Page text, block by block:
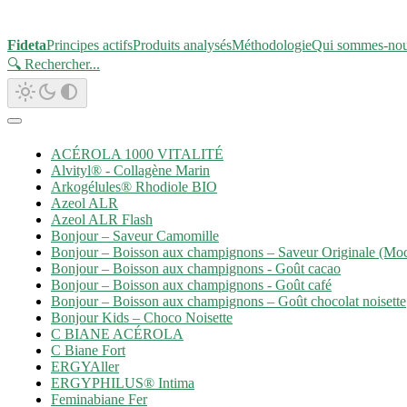
FidetaPrincipes actifsProduits analysésMéthodologieQui sommes-
🔍 Rechercher...
ACÉROLA 1000 VITALITÉ
Alvityl® - Collagène Marin
Arkogélules® Rhodiole BIO
Azeol ALR
Azeol ALR Flash
Bonjour – Saveur Camomille
Bonjour – Boisson aux champignons – Saveur Originale
Bonjour – Boisson aux champignons - Goût cacao
Bonjour – Boisson aux champignons - Goût café
Bonjour – Boisson aux champignons – Goût chocolat noisette
Bonjour Kids – Choco Noisette
C BIANE ACÉROLA
C Biane Fort
ERGYAller
ERGYPHILUS® Intima
Feminabiane Fer